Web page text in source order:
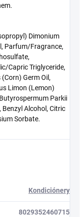
Dimonium
Parfum/Fragrance,
Capric Triglyceride,
Germ Oil,
Limon (Lemon)
Parkii
Alcohol, Citric
Sorbate.
Kondiciónery
8029352460715